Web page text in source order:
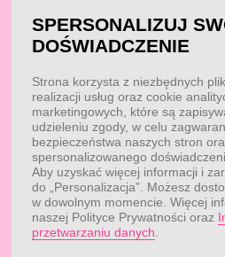
RODO
Obowiązek
Dane do przelewu
Przepisy
Blog
Regulamin
Aktualne promocje
Reklamacje i
Dobór
Kontakt
KONTAKT
Obsługa klienta:
pon. - pt.: 7:00 - 18:00
SPERSONALIZUJ
DOŚWIADCZENIE
Strona korzysta z niezbędnych
realizacji usług oraz cookie
marketingowych, które są
udzieleniu zgody, w celu
bezpieczeństwa naszych stron
spersonalizowanego
Aby uzyskać więcej informacji i
do „Personalizacja”. Możesz
w dowolnym momencie. Więcej
naszej Polityce Prywatności oraz
przetwarzaniu danych